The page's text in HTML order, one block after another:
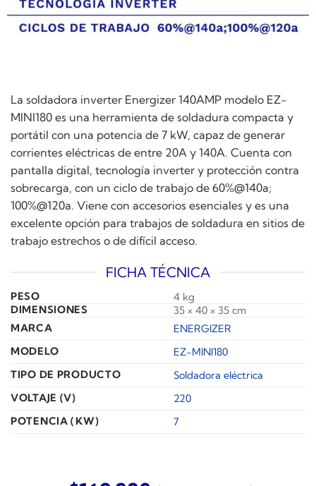
La soldadora inverter Energizer 140AMP modelo EZ-
MINI180 es una herramienta de soldadura compacta y
portátil con una potencia de 7 kW, capaz de generar
corrientes eléctricas de entre 20A y 140A. Cuenta con
pantalla digital, tecnología inverter y protección contra
sobrecarga, con un ciclo de trabajo de 60%@140a;
100%@120a. Viene con accesorios esenciales y es una
excelente opción para trabajos de soldadura en sitios de
trabajo estrechos o de difícil acceso.
FICHA TÉCNICA
PESO
4 kg
DIMENSIONES
35 × 40 × 35 cm
MARCA
ENERGIZER
MODELO
EZ-MINI180
TIPO DE PRODUCTO
Soldadora eléctrica
VOLTAJE (V)
220
POTENCIA (KW)
7